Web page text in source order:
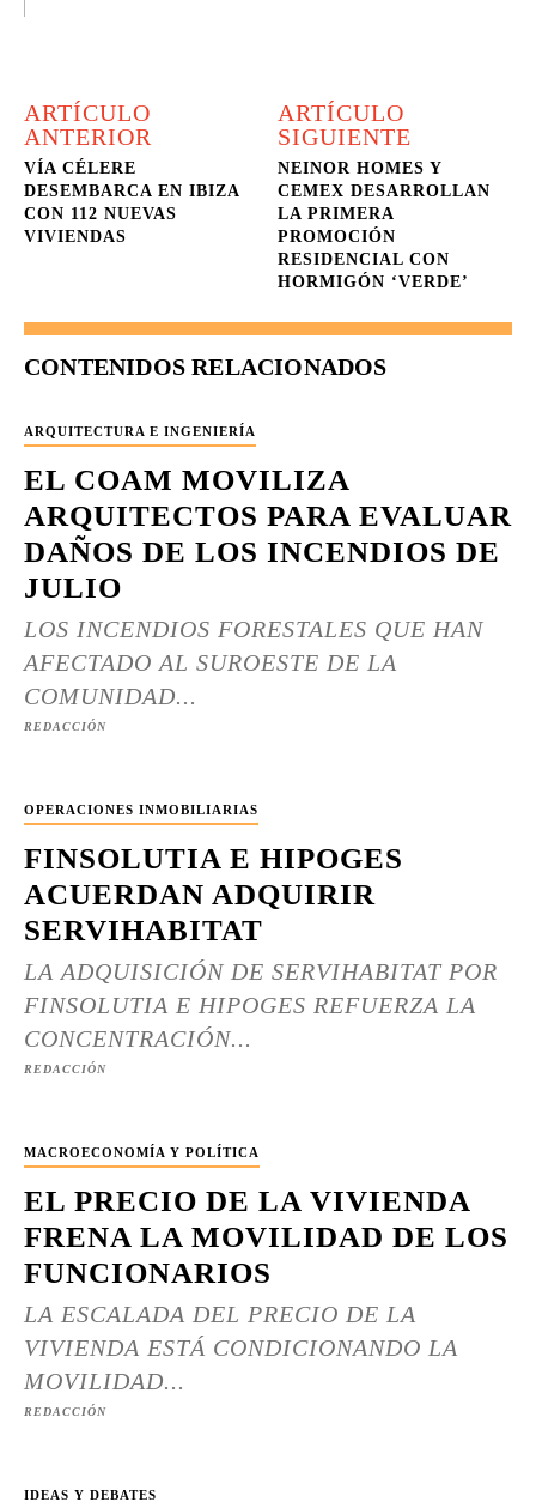
ARTÍCULO
ANTERIOR
VÍA CÉLERE
DESEMBARCA EN IBIZA
CON 112 NUEVAS
VIVIENDAS
ARTÍCULO
SIGUIENTE
NEINOR HOMES Y
CEMEX DESARROLLAN
LA PRIMERA
PROMOCIÓN
RESIDENCIAL CON
HORMIGÓN ‘VERDE’
CONTENIDOS RELACIONADOS
ARQUITECTURA E INGENIERÍA
EL COAM MOVILIZA
ARQUITECTOS PARA EVALUAR
DAÑOS DE LOS INCENDIOS DE
JULIO
LOS INCENDIOS FORESTALES QUE HAN
AFECTADO AL SUROESTE DE LA
COMUNIDAD...
REDACCIÓN
OPERACIONES INMOBILIARIAS
FINSOLUTIA E HIPOGES
ACUERDAN ADQUIRIR
SERVIHABITAT
LA ADQUISICIÓN DE SERVIHABITAT POR
FINSOLUTIA E HIPOGES REFUERZA LA
CONCENTRACIÓN...
REDACCIÓN
MACROECONOMÍA Y POLÍTICA
EL PRECIO DE LA VIVIENDA
FRENA LA MOVILIDAD DE LOS
FUNCIONARIOS
LA ESCALADA DEL PRECIO DE LA
VIVIENDA ESTÁ CONDICIONANDO LA
MOVILIDAD...
REDACCIÓN
IDEAS Y DEBATES